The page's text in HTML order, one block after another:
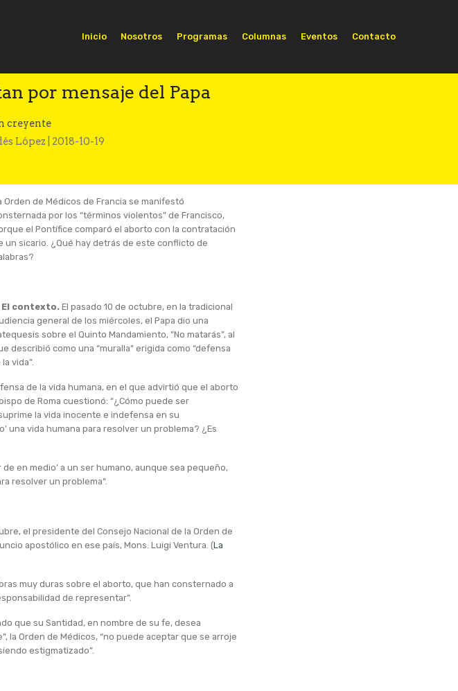
Inicio Nosotros Programas Columnas Eventos Contacto
por mensaje del Papa
creyente
López | 2018-10-19
Orden de Médicos de Francia se manifestó
por los “términos violentos” de Francisco,
el Pontífice comparó el aborto con la contratación
un sicario. ¿Qué hay detrás de este conflicto de
El contexto.El pasado 10 de octubre, en la tradicional
general de los miércoles, el Papa dio una
sobre el Quinto Mandamiento, “No matarás”, al
describió como una “muralla” erigida como “defensa
vida”.
de la vida humana, en el que advirtió que el aborto
de Roma cuestionó: “¿Cómo puede ser
la vida inocente e indefensa en su
una vida humana para resolver un problema? ¿Es
en medio’ a un ser humano, aunque sea pequeño,
resolver un problema”.
el presidente del Consejo Nacional de la Orden de
apostólico en ese país, Mons. Luigi Ventura. (La
muy duras sobre el aborto, que han consternado a
de representar”.
que su Santidad, en nombre de su fe, desea
la Orden de Médicos, “no puede aceptar que se arroje
estigmatizado”.